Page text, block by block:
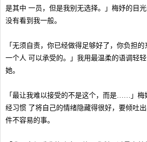
是其中 一员，但是我别无选择。」梅妤的目
没有看到我一般。
「无须自责，你已经做得足够好了，你负担
一个人 可以承受的。」我用最温柔的语调轻
她。
「最让我难以接受的不是这个，而是……」梅
经习惯 了将自己的情绪隐藏得很好，要倾吐
件不容易的事。